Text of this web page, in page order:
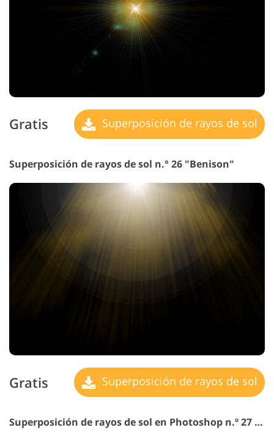
Gratis Superposición de rayos de sol
Superposición de rayos de sol n.° 26 "Benison"
Gratis Superposición de rayos de sol
Superposición de rayos de sol en Photoshop n.º 27 "Universe"